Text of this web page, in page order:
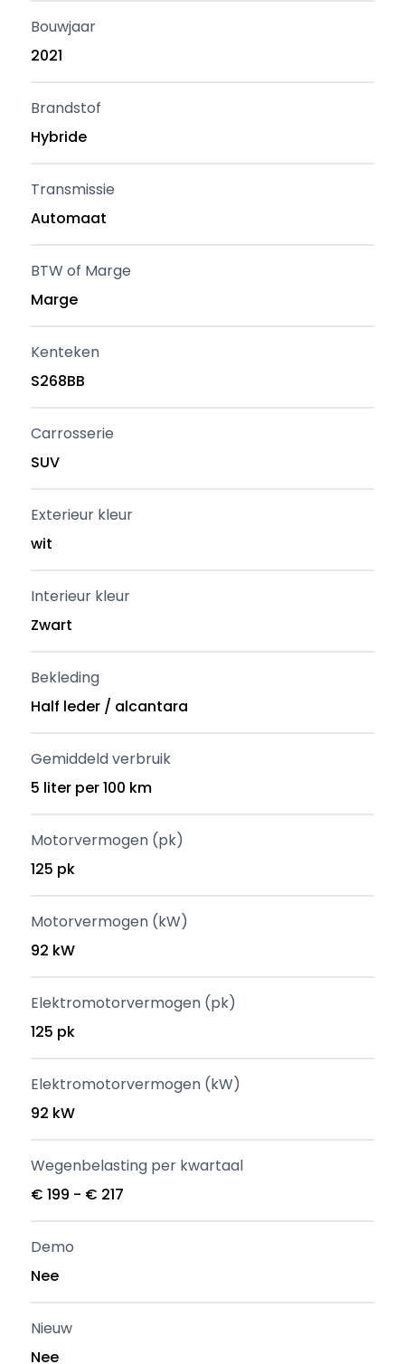
Bouwjaar
2021
Brandstof
Hybride
Transmissie
Automaat
BTW of Marge
Marge
Kenteken
S268BB
Carrosserie
SUV
Exterieur kleur
wit
Interieur kleur
Zwart
Bekleding
Half leder / alcantara
Gemiddeld verbruik
5 liter per 100 km
Motorvermogen (pk)
125 pk
Motorvermogen (kW)
92 kW
Elektromotorvermogen (pk)
125 pk
Elektromotorvermogen (kW)
92 kW
Wegenbelasting per kwartaal
€ 199 - € 217
Demo
Nee
Nieuw
Nee